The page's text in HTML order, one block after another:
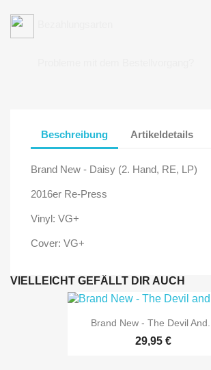
Beschreibung Artikeldetails
Brand New - Daisy (2. Hand, RE, LP)
2016er Re-Press
Vinyl: VG+
Cover: VG+
VIELLEICHT GEFÄLLT DIR AUCH
Brand New - The Devil And...
29,95 €